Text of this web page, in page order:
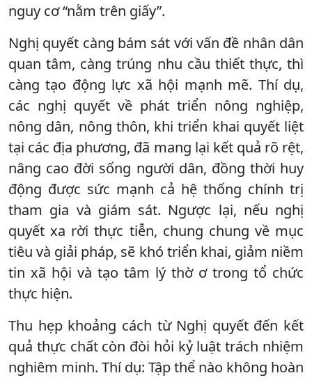
nguy cơ “nằm trên giấy”.
Nghị quyết càng bám sát với vấn đề nhân dân
quan tâm, càng trúng nhu cầu thiết thực, thì
càng tạo động lực xã hội mạnh mẽ. Thí dụ,
các nghị quyết về phát triển nông nghiệp,
nông dân, nông thôn, khi triển khai quyết liệt
tại các địa phương, đã mang lại kết quả rõ rệt,
nâng cao đời sống người dân, đồng thời huy
động được sức mạnh cả hệ thống chính trị
tham gia và giám sát. Ngược lại, nếu nghị
quyết xa rời thực tiễn, chung chung về mục
tiêu và giải pháp, sẽ khó triển khai, giảm niềm
tin xã hội và tạo tâm lý thờ ơ trong tổ chức
thực hiện.
Thu hẹp khoảng cách từ Nghị quyết đến kết
quả thực chất còn đòi hỏi kỷ luật trách nhiệm
nghiêm minh. Thí dụ: Tập thể nào không hoàn